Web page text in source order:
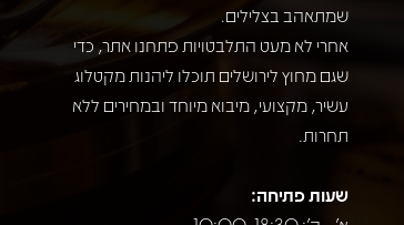
שמתאהב בצלילים.
אחרי לא מעט התלבטויות פתחנו אתר, כדי
שגם מחוץ לירושלים תוכלו ליהנות מקטלוג
עשיר, מקצועי, מיבוא מיוחד ובמחירים ללא
תחרות.
שעות פתיחה: